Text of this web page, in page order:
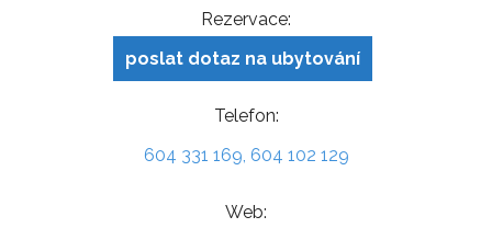
Rezervace:
poslat dotaz na ubytování
Telefon:
604 331 169, 604 102 129
Web: